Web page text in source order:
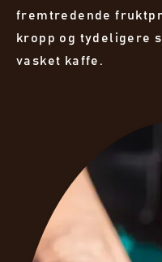
fremtredende
kropp og tydeligere
vasket kaffe.